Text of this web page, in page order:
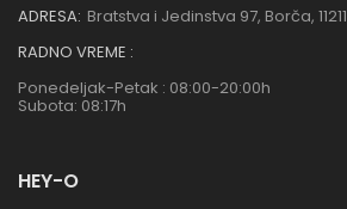
ADRESA: Bratstva i Jedinstva 97, Borča, 11211
RADNO VREME :
Ponedeljak-Petak : 08:00-20:00h
Subota: 08:17h
HEY-O